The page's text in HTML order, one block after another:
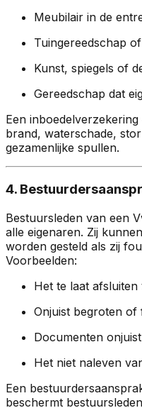
Meubilair in de
Tuingereedschap
Kunst, spiegels of
Gereedschap dat
Een
brand, waterschade,
gezamenlijke spullen.
4.
Bestuursleden van een
alle eigenaren. Zij
worden gesteld als zij
Voorbeelden:
Het te laat
Onjuist begroten
Documenten
Het niet naleven
Een
beschermt